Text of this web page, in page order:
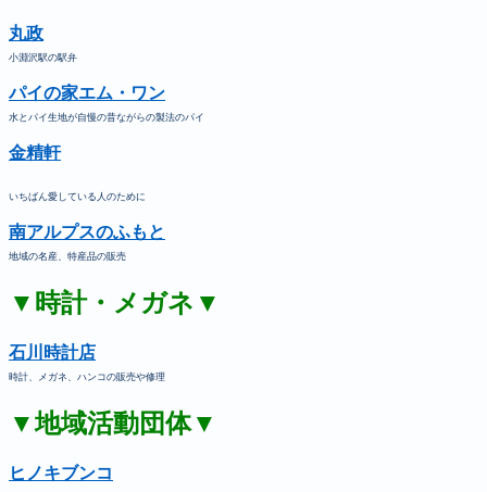
丸政
小淵沢駅の駅弁
パイの家エム・ワン
水とパイ生地が自慢の昔ながらの製法のパイ
金精軒
いちばん愛している人のために
南アルプスのふもと
地域の名産、特産品の販売
▼時計・メガネ▼
石川時計店
時計、メガネ、ハンコの販売や修理
▼地域活動団体▼
ヒノキブンコ